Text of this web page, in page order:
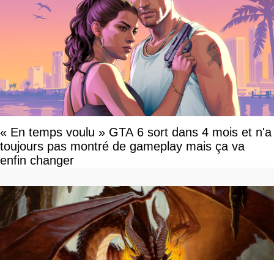
« En temps voulu » GTA 6 sort dans 4 mois et n'a
toujours pas montré de gameplay mais ça va
enfin changer